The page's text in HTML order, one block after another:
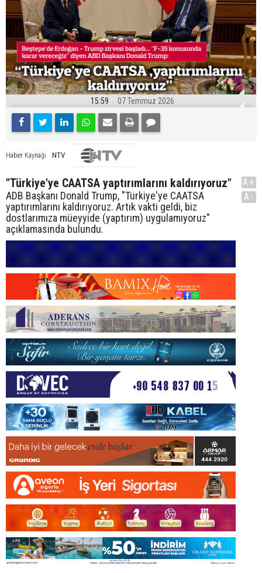
15:59 07 Temmuz 2026
Haber Kaynağı NTV
"Türkiye'ye CAATSA yaptırımlarını kaldırıyoruz"
ADB Başkanı Donald Trump, "Türkiye'ye CAATSA
yaptırımlarını kaldırıyoruz. Artık vakti geldi, biz
dostlarımıza müeyyide (yaptırım) uygulamıyoruz"
açıklamasında bulundu.
A+
A-